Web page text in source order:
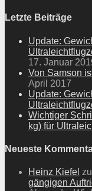
Letzte Beiträge
Update:
17. Januar
Von Samson
April 2017
Update:
Wichtiger
kg) für
Neueste
Heinz Kiefel zu
gängigen